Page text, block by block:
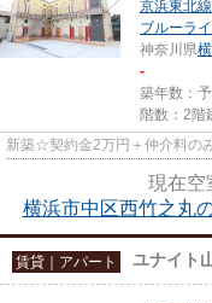
京浜東北線
ブルーラ
神奈川県
-
築年数：
階数：2階
新築☆契約金2万円＋仲介料の
現在空
横浜市中区西竹之丸
賃貸｜アパート ユナイト